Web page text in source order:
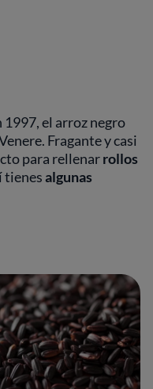
1997, el arroz negro
Fragante y casi
para rellenarrollos
tienesalgunas